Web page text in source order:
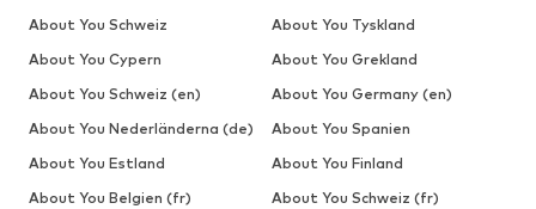
About You Schweiz
About You Tyskland
About You Cypern
About You Grekland
About You Schweiz (en)
About You Germany (en)
About You Nederländerna (de)
About You Spanien
About You Estland
About You Finland
About You Belgien (fr)
About You Schweiz (fr)